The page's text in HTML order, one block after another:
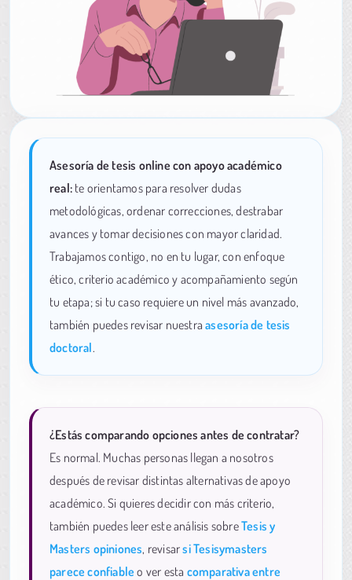
Asesoría de tesis online con apoyo académico
real: te orientamos para resolver dudas
metodológicas, ordenar correcciones, destrabar
avances y tomar decisiones con mayor claridad.
Trabajamos contigo, no en tu lugar, con enfoque
ético, criterio académico y acompañamiento según
tu etapa; si tu caso requiere un nivel más avanzado,
también puedes revisar nuestraasesoría de tesis
doctoral.
¿Estás comparando opciones antes de contratar?
Es normal. Muchas personas llegan a nosotros
después de revisar distintas alternativas de apoyo
académico. Si quieres decidir con más criterio,
también puedes leer este análisis sobreTesis y
Masters opiniones, revisarsi Tesisymasters
parece confiable o ver esta comparativa entre